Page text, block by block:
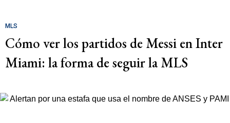
MLS
Cómo ver los partidos de Messi en Inter
Miami: la forma de seguir la MLS